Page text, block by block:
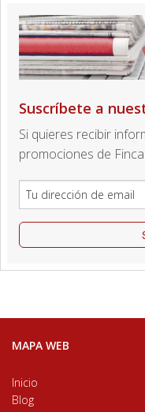
Suscríbete a
Si quieres recibir
promociones de
MAPA WEB
Inicio
Blog